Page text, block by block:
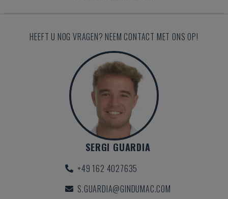
HEEFT U NOG VRAGEN? NEEM CONTACT MET ONS OP!
SERGI GUARDIA
+49 162 4027635
S.GUARDIA@GINDUMAC.COM